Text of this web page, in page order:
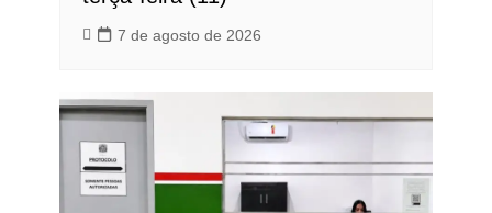
7 de agosto de 2026